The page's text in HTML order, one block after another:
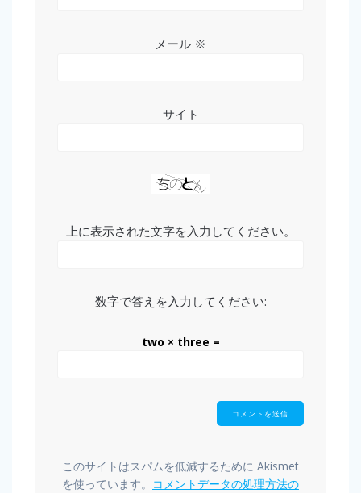
メール ※
サイト
上に表示された文字を入力してください。
数字で答えを入力してください:
two × three =
このサイトはスパムを低減するために Akismet
を使っています。 コメントデータの処理方法の